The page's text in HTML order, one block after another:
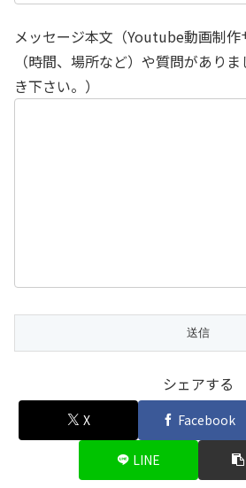
メッセージ本文（Youtube動画制
（時間、場所など）や質問があり
き下さい。）
シェアする
X Facebook
LINE